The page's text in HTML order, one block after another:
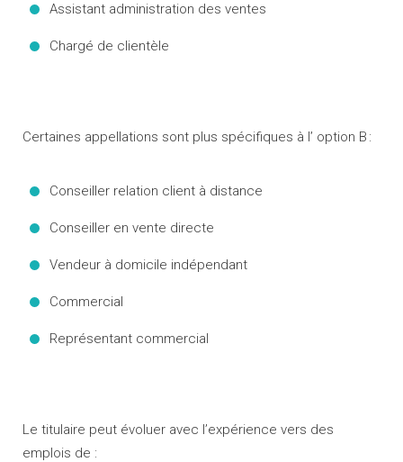
Assistant administration des ventes
Chargé de clientèle
Certaines appellations sont plus spécifiques à l’ option B :
Conseiller relation client à distance
Conseiller en vente directe
Vendeur à domicile indépendant
Commercial
Représentant commercial
Le titulaire peut évoluer avec l’expérience vers des
emplois de :